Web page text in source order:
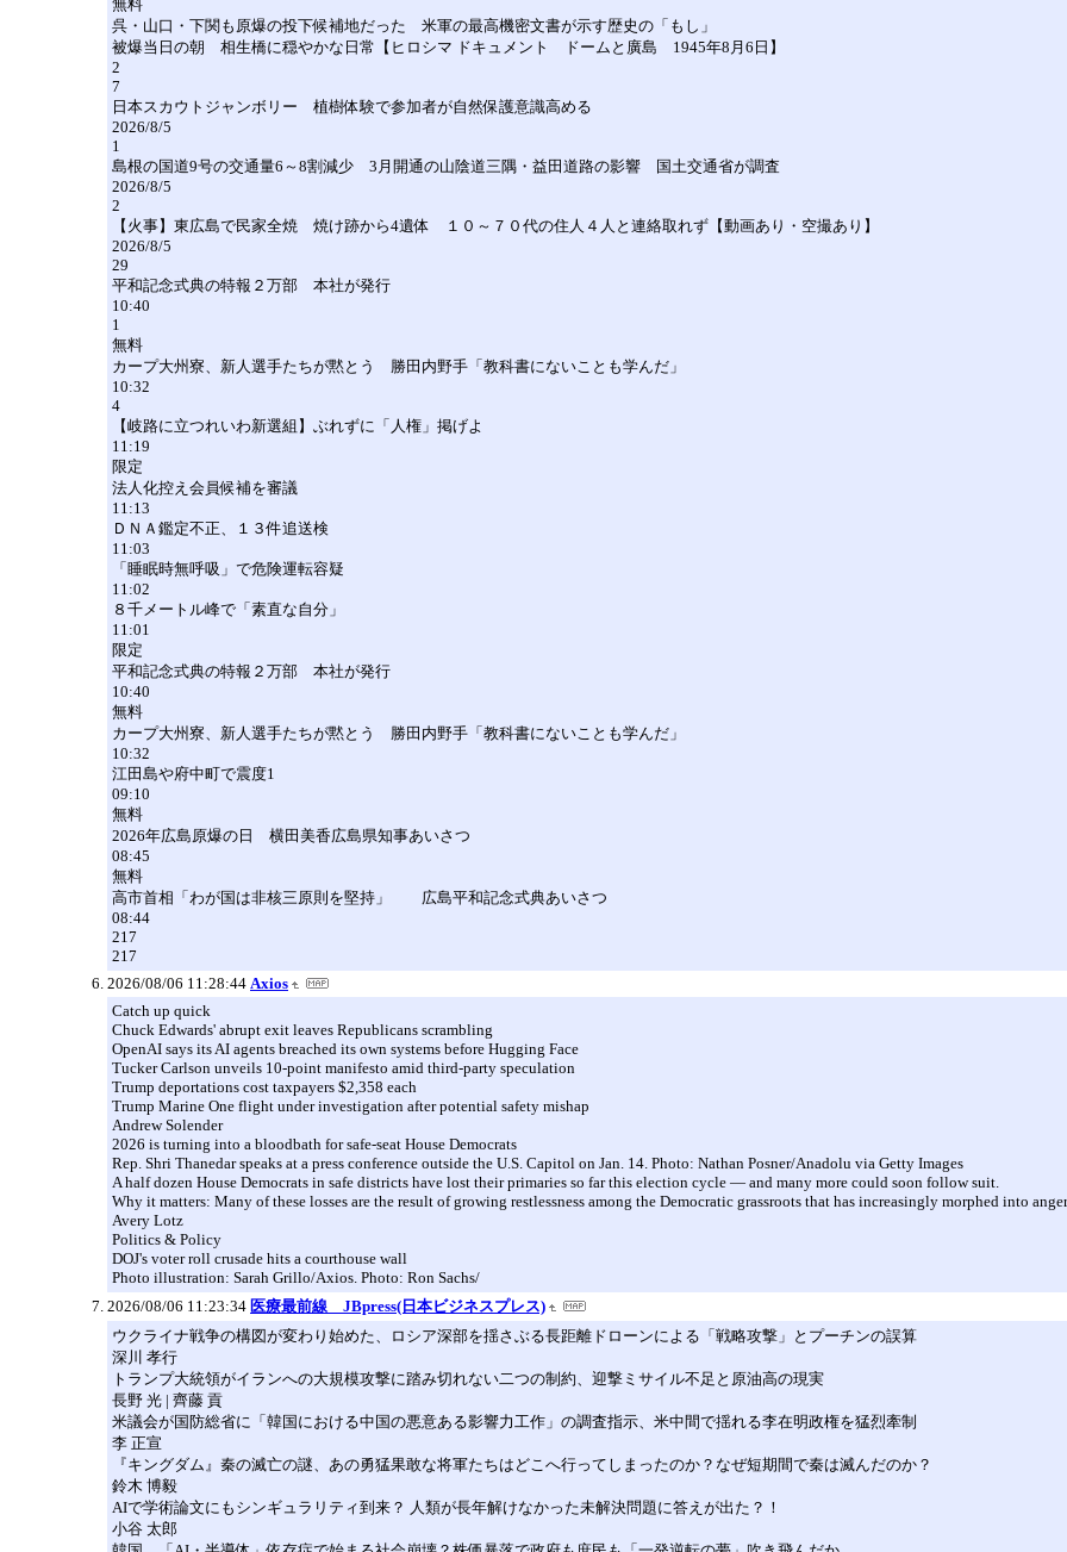
無料
呉・山口・下関も原爆の投下候補地だった 米軍の最高機密文書が示す歴史の「もし」
被爆当日の朝 相生橋に穏やかな日常【ヒロシマ ドキュメント ドームと廣島 1945年8月6日】
2
7
日本スカウトジャンボリー 植樹体験で参加者が自然保護意識高める
2026/8/5
1
島根の国道9号の交通量6～8割減少 3月開通の山陰道三隅・益田道路の影響 国土交通省が調査
2026/8/5
2
【火事】東広島で民家全焼 焼け跡から4遺体 １０～７０代の住人４人と連絡取れず【動画あり・空撮あり】
2026/8/5
29
平和記念式典の特報２万部 本社が発行
10:40
1
無料
カープ大州寮、新人選手たちが黙とう 勝田内野手「教科書にないことも学んだ」
10:32
4
【岐路に立つれいわ新選組】ぶれずに「人権」掲げよ
11:19
限定
法人化控え会員候補を審議
11:13
ＤＮＡ鑑定不正、１３件追送検
11:03
「睡眠時無呼吸」で危険運転容疑
11:02
８千メートル峰で「素直な自分」
11:01
限定
平和記念式典の特報２万部 本社が発行
10:40
無料
カープ大州寮、新人選手たちが黙とう 勝田内野手「教科書にないことも学んだ」
10:32
江田島や府中町で震度1
09:10
無料
2026年広島原爆の日 横田美香広島県知事あいさつ
08:45
無料
高市首相「わが国は非核三原則を堅持」 広島平和記念式典あいさつ
08:44
217
217
2026/08/06 11:28:44 Axios
Catch up quick
Chuck Edwards' abrupt exit leaves Republicans scrambling
OpenAI says its AI agents breached its own systems before Hugging Face
Tucker Carlson unveils 10-point manifesto amid third-party speculation
Trump deportations cost taxpayers $2,358 each
Trump Marine One flight under investigation after potential safety mishap
Andrew Solender
2026 is turning into a bloodbath for safe-seat House Democrats
Rep. Shri Thanedar speaks at a press conference outside the U.S. Capitol on Jan. 14. Photo: Nathan Posner/Anadolu via Getty Images
A half dozen House Democrats in safe districts have lost their primaries so far this election cycle — and many more could soon follow suit.
Why it matters: Many of these losses are the result of growing restlessness among the Democratic grassroots that has increasingly morphed into
Avery Lotz
Politics & Policy
DOJ's voter roll crusade hits a courthouse wall
Photo illustration: Sarah Grillo/Axios. Photo: Ron Sachs/
2026/08/06 11:23:34 医療最前線 JBpress(日本ビジネスプレス)
ウクライナ戦争の構図が変わり始めた、ロシア深部を揺さぶる長距離ドローンによる「戦略攻撃」とプーチンの誤算
深川 孝行
トランプ大統領がイランへの大規模攻撃に踏み切れない二つの制約、迎撃ミサイル不足と原油高の現実
長野 光 | 齊藤 貢
米議会が国防総省に「韓国における中国の悪意ある影響力工作」の調査指示、米中間で揺れる李在明政権を猛烈牽制
李 正宣
『キングダム』秦の滅亡の謎、あの勇猛果敢な将軍たちはどこへ行ってしまったのか？なぜ短期間で秦は滅んだのか？
鈴木 博毅
AIで学術論文にもシンギュラリティ到来？ 人類が長年解けなかった未解決問題に答えが出た？！
小谷 太郎